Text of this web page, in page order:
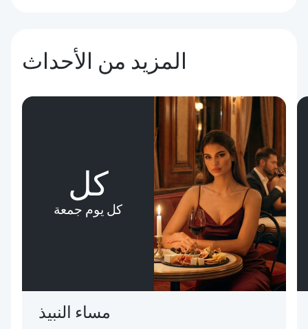
المزيد من الأحداث
كل
كل يوم جمعة
مساء النبيذ